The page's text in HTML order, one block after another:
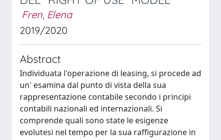
Fren, Elena
2019/2020
Abstract
Individuata l'operazione di leasing, si procede ad
un' esamina dal punto di vista della sua
rappresentazione contabile secondo i principi
contabili nazionali ed internazionali. Si
comprende quali sono state le esigenze
evolutesi nel tempo per la sua raffigurazione in